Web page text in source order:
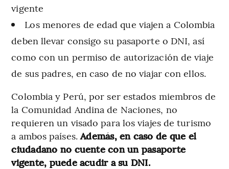
vigente
Los menores de edad que viajen a Colombia
deben llevar consigo su pasaporte o DNI, así
como con un permiso de autorización de viaje
de sus padres, en caso de no viajar con ellos.
Colombia y Perú, por ser estados miembros de
la Comunidad Andina de Naciones, no
requieren un visado para los viajes de turismo
a ambos países.Además, en caso de que el
ciudadano no cuente con un pasaporte
vigente, puede acudir a su DNI.